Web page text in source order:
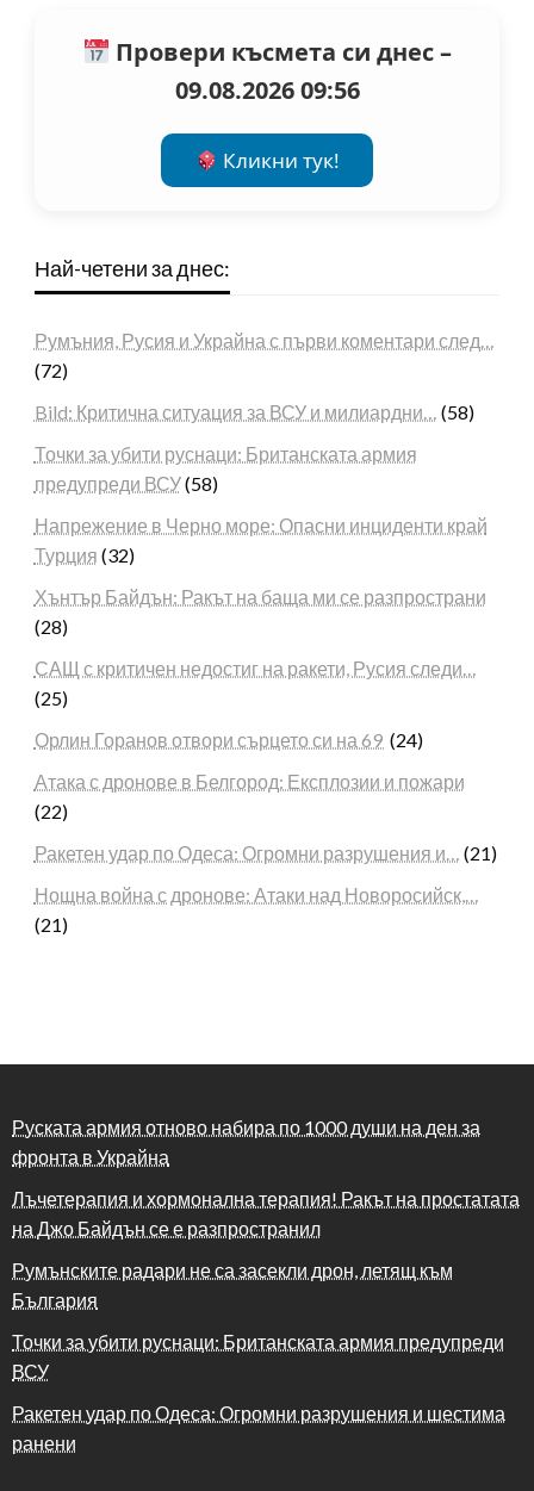
Провери късмета си днес –
09.08.2026 09:56
Кликни тук!
Най-четени за днес:
Румъния, Русия и Украйна с първи коментари след…
(72)
Bild: Критична ситуация за ВСУ и милиардни… (58)
Точки за убити руснаци: Британската армия
предупреди ВСУ(58)
Напрежение в Черно море: Опасни инциденти край
Турция (32)
Хънтър Байдън: Ракът на баща ми се разпространи
(28)
САЩ с критичен недостиг на ракети, Русия следи…
(25)
Орлин Горанов отвори сърцето си на 69 (24)
Атака с дронове в Белгород: Експлозии и пожари
(22)
Ракетен удар по Одеса: Огромни разрушения и… (21)
Нощна война с дронове: Атаки над Новоросийск,…
(21)
Руската армия отново набира по 1000 души на ден за
фронта в Украйна
Лъчетерапия и хормонална терапия! Ракът на простатата
на Джо Байдън се е разпространил
Румънските радари не са засекли дрон, летящ към
България
Точки за убити руснаци: Британската армия предупреди
ВСУ
Ракетен удар по Одеса: Огромни разрушения и шестима
ранени